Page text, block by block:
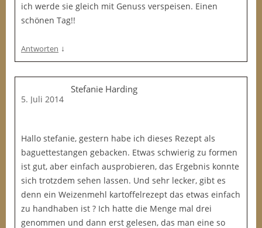
ich werde sie gleich mit Genuss verspeisen. Einen
schönen Tag!!
Antworten ↓
Stefanie Harding
5. Juli 2014
Hallo stefanie, gestern habe ich dieses Rezept als
baguettestangen gebacken. Etwas schwierig zu formen
ist gut, aber einfach ausprobieren, das Ergebnis konnte
sich trotzdem sehen lassen. Und sehr lecker, gibt es
denn ein Weizenmehl kartoffelrezept das etwas einfach
zu handhaben ist ? Ich hatte die Menge mal drei
genommen und dann erst gelesen, das man eine so